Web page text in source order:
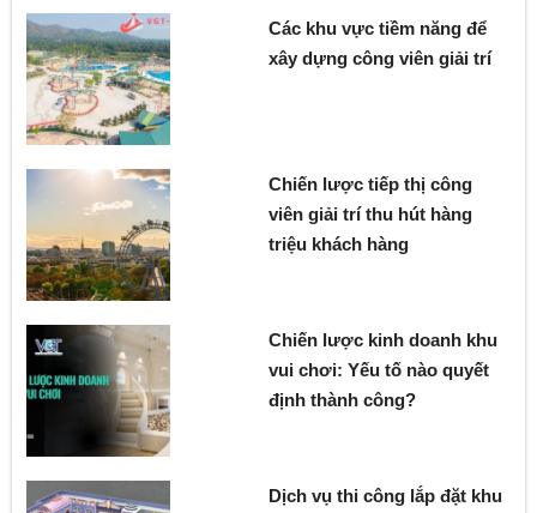
Các khu vực tiềm năng để
xây dựng công viên giải trí
Chiến lược tiếp thị công
viên giải trí thu hút hàng
triệu khách hàng
Chiến lược kinh doanh khu
vui chơi: Yếu tố nào quyết
định thành công?
Dịch vụ thi công lắp đặt khu